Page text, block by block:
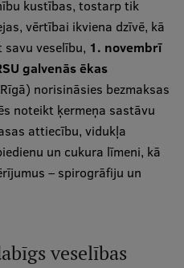
kustības, tostarp tik
vērtībai ikviena dzīvē, kā
veselību, 1. novembrī
galvenās ēkas
norisināsies bezmaksas
noteikt ķermeņa sastāvu
attiecību, vidukļa
un cukura līmeni, kā
– spirogrāfiju un
veselības